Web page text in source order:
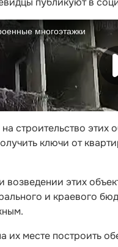
строительство этих
ключи от
возведении этих
и краевого
их месте построить